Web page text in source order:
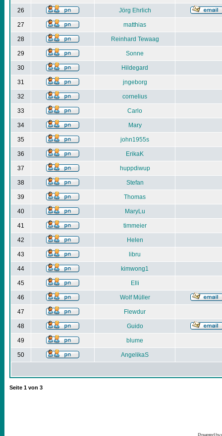
26 Jörg Ehrlich
27 matthias
28 Reinhard Tewaag
29 Sonne
30 Hildegard
31 jngeborg
32 cornelius
33 Carlo
34 Mary
35 john1955s
36 ErikaK
37 huppdiwup
38 Stefan
39 Thomas
40 MaryLu
41 timmeier
42 Helen
43 libru
44 kimwong1
45 Elli
46 Wolf Müller
47 Flewdur
48 Guido
49 blume
50 AngelikaS
Seite 1 von 3
Powered by